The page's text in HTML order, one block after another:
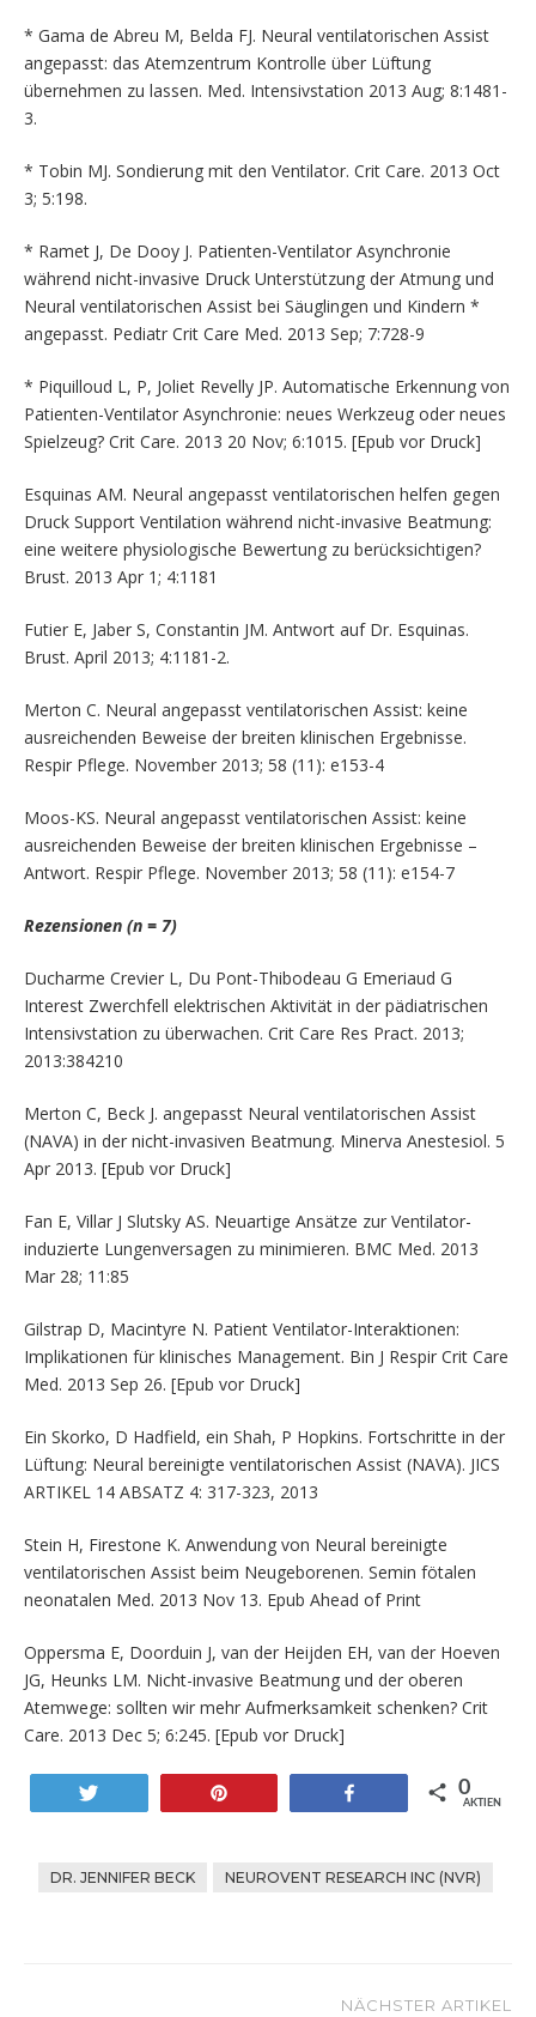
* Gama de Abreu M, Belda FJ. Neural ventilatorischen Assist
angepasst: das Atemzentrum Kontrolle über Lüftung
übernehmen zu lassen. Med. Intensivstation 2013 Aug; 8:1481-
3.
* Tobin MJ. Sondierung mit den Ventilator. Crit Care. 2013 Oct
3; 5:198.
* Ramet J, De Dooy J. Patienten-Ventilator Asynchronie
während nicht-invasive Druck Unterstützung der Atmung und
Neural ventilatorischen Assist bei Säuglingen und Kindern *
angepasst. Pediatr Crit Care Med. 2013 Sep; 7:728-9
* Piquilloud L, P, Joliet Revelly JP. Automatische Erkennung von
Patienten-Ventilator Asynchronie: neues Werkzeug oder neues
Spielzeug? Crit Care. 2013 20 Nov; 6:1015. [Epub vor Druck]
Esquinas AM. Neural angepasst ventilatorischen helfen gegen
Druck Support Ventilation während nicht-invasive Beatmung:
eine weitere physiologische Bewertung zu berücksichtigen?
Brust. 2013 Apr 1; 4:1181
Futier E, Jaber S, Constantin JM. Antwort auf Dr. Esquinas.
Brust. April 2013; 4:1181-2.
Merton C. Neural angepasst ventilatorischen Assist: keine
ausreichenden Beweise der breiten klinischen Ergebnisse.
Respir Pflege. November 2013; 58 (11): e153-4
Moos-KS. Neural angepasst ventilatorischen Assist: keine
ausreichenden Beweise der breiten klinischen Ergebnisse –
Antwort. Respir Pflege. November 2013; 58 (11): e154-7
Rezensionen (n = 7)
Ducharme Crevier L, Du Pont-Thibodeau G Emeriaud G
Interest Zwerchfell elektrischen Aktivität in der pädiatrischen
Intensivstation zu überwachen. Crit Care Res Pract. 2013;
2013:384210
Merton C, Beck J. angepasst Neural ventilatorischen Assist
(NAVA) in der nicht-invasiven Beatmung. Minerva Anestesiol. 5
Apr 2013. [Epub vor Druck]
Fan E, Villar J Slutsky AS. Neuartige Ansätze zur Ventilator-
induzierte Lungenversagen zu minimieren. BMC Med. 2013
Mar 28; 11:85
Gilstrap D, Macintyre N. Patient Ventilator-Interaktionen:
Implikationen für klinisches Management. Bin J Respir Crit Care
Med. 2013 Sep 26. [Epub vor Druck]
Ein Skorko, D Hadfield, ein Shah, P Hopkins. Fortschritte in der
Lüftung: Neural bereinigte ventilatorischen Assist (NAVA). JICS
ARTIKEL 14 ABSATZ 4: 317-323, 2013
Stein H, Firestone K. Anwendung von Neural bereinigte
ventilatorischen Assist beim Neugeborenen. Semin fötalen
neonatalen Med. 2013 Nov 13. Epub Ahead of Print
Oppersma E, Doorduin J, van der Heijden EH, van der Hoeven
JG, Heunks LM. Nicht-invasive Beatmung und der oberen
Atemwege: sollten wir mehr Aufmerksamkeit schenken? Crit
Care. 2013 Dec 5; 6:245. [Epub vor Druck]
0
AKTIEN
DR. JENNIFER BECK NEUROVENT RESEARCH INC (NVR)
NÄCHSTER ARTIKEL